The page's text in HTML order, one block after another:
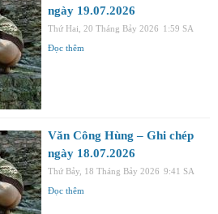
ngày 19.07.2026
Thứ Hai, 20 Tháng Bảy 2026 1:59 SA
Đọc thêm
Văn Công Hùng – Ghi chép
ngày 18.07.2026
Thứ Bảy, 18 Tháng Bảy 2026 9:41 SA
Đọc thêm